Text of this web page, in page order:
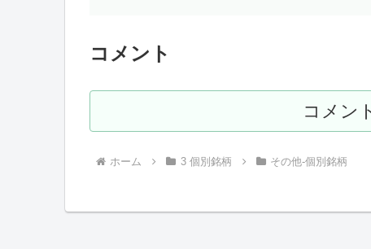
コメント
コメン
ホーム 3 個別銘柄 その他-個別銘柄